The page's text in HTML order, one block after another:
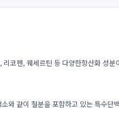
코펜, 퀘세르틴 등 다양한항산화 성분
와 같이 철분을 포함하고 있는 특수단